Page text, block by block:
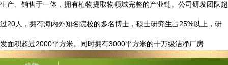
生产、销售于一体，拥有植物提取物领域完整的产业链。公司研发团队超
过20人，拥有海内外知名院校的多名博士，硕士研究生占25%以上，研
发面积超过2000平方米。同时拥有3000平方米的十万级洁净厂房